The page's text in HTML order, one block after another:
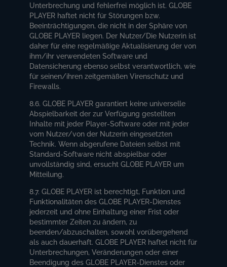
Unterbrechung und fehlerfrei möglich ist. GLOBE
PLAYER haftet nicht für Störungen bzw.
Beeinträchtigungen, die nicht in der Sphäre von
GLOBE PLAYER liegen. Der Nutzer/Die Nutzerin ist
daher für eine regelmäßige Aktualisierung der von
ihm/ihr verwendeten Software und
Datensicherung ebenso selbst verantwortlich, wie
für seinen/ihren zeitgemäßen Virenschutz und
Firewalls.
8.6. GLOBE PLAYER garantiert keine universelle
Abspielbarkeit der zur Verfügung gestellten
Inhalte mit jeder Player-Software oder mit jeder
vom Nutzer/von der Nutzerin eingesetzten
Technik. Wenn abgerufene Dateien selbst mit
Standard-Software nicht abspielbar oder
unvollständig sind, ersucht GLOBE PLAYER um
Mitteilung.
8.7. GLOBE PLAYER ist berechtigt, Funktion und
Funktionalitäten des GLOBE PLAYER-Dienstes
jederzeit und ohne Einhaltung einer Frist oder
bestimmter Zeiten zu ändern, zu
beenden/abzuschalten, sowohl vorübergehend
als auch dauerhaft. GLOBE PLAYER haftet nicht für
Unterbrechungen, Veränderungen oder einer
Beendigung des GLOBE PLAYER-Dienstes oder